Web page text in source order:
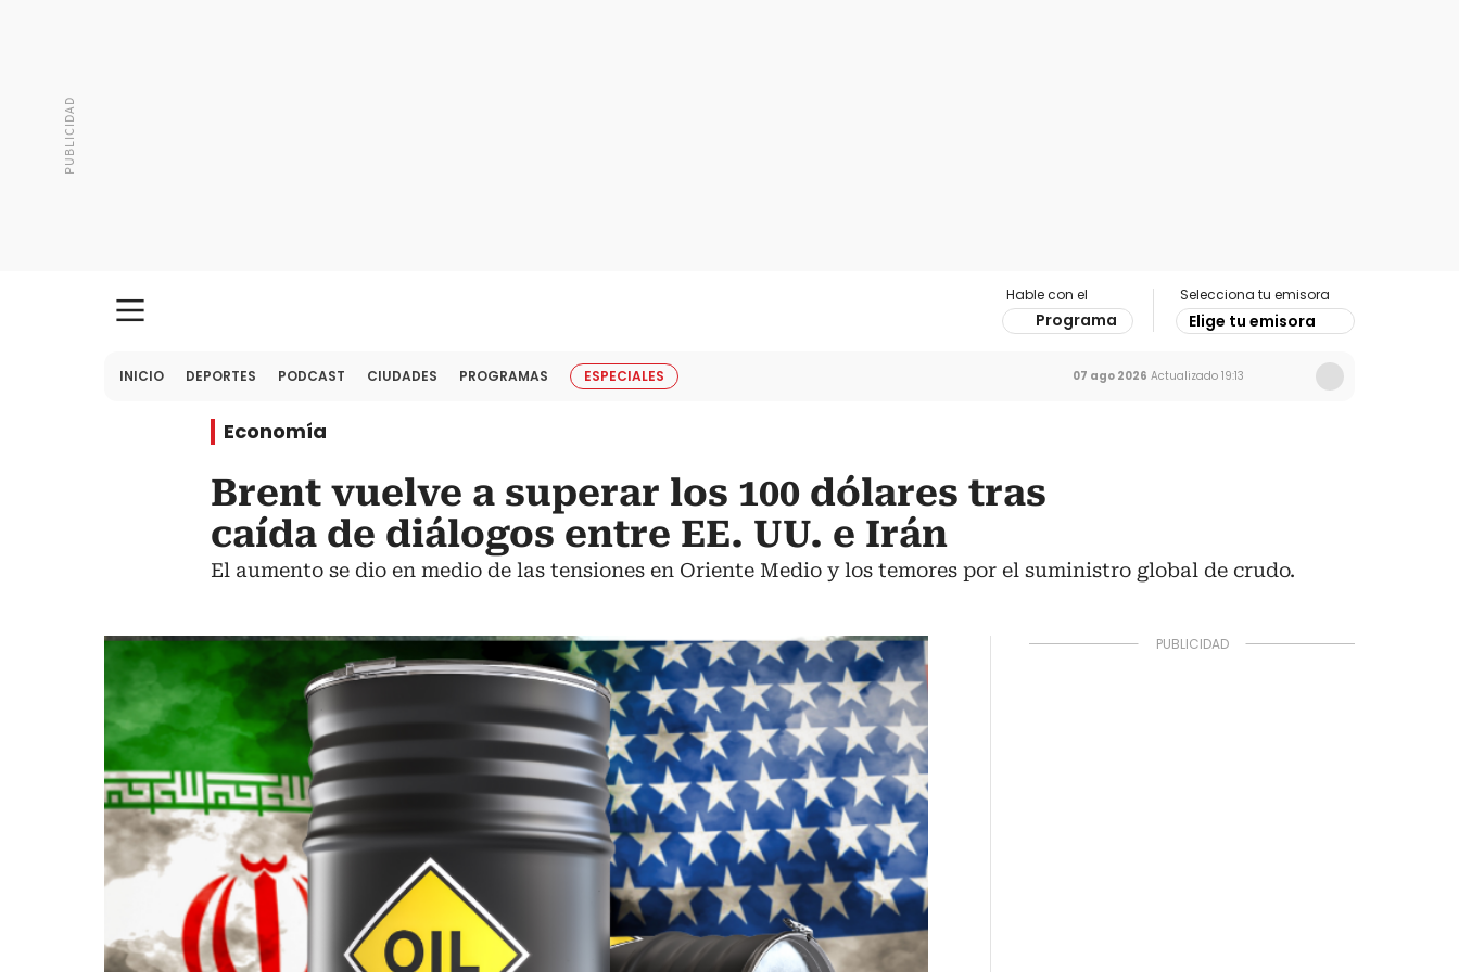
Hable con el
Programa
Selecciona tu emisora
Elige tu emisora
INICIO DEPORTES PODCAST CIUDADES PROGRAMAS ESPECIALES 07 ago 2026 Actualizado 19:13
Economía
Brent vuelve a superar los 100 dólares tras
caída de diálogos entre EE. UU. e Irán
El aumento se dio en medio de las tensiones en Oriente Medio y los temores por el suministro global de crudo.